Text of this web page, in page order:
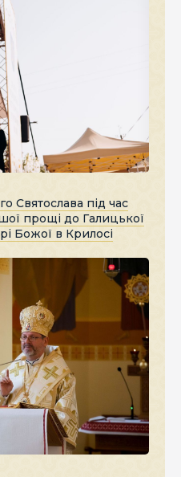
Святослава під час
прощі до Галицької
Божої в Крилосі